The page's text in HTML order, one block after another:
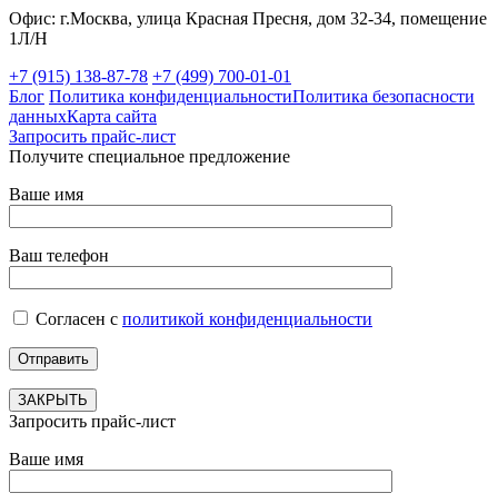
Офис: г.Москва, улица Красная Пресня, дом 32-34, помещение
1Л/Н
+7 (915) 138-87-78 +7 (499) 700-01-01
Блог Политика конфиденциальностиПолитика безопасности
данныхКарта сайта
Запросить прайс-лист
Получите специальное предложение
Ваше имя
Ваш телефон
Согласен с политикой конфиденциальности
ЗАКРЫТЬ
Запросить прайс-лист
Ваше имя